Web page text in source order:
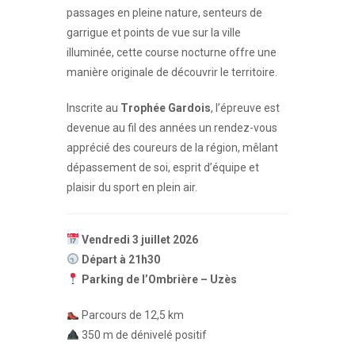
passages en pleine nature, senteurs de
garrigue et points de vue sur la ville
illuminée, cette course nocturne offre une
manière originale de découvrir le territoire.
Inscrite au Trophée Gardois, l’épreuve est
devenue au fil des années un rendez-vous
apprécié des coureurs de la région, mêlant
dépassement de soi, esprit d’équipe et
plaisir du sport en plein air.
Vendredi 3 juillet 2026
Départ à 21h30
Parking de l’Ombrière – Uzès
Parcours de 12,5 km
350 m de dénivelé positif